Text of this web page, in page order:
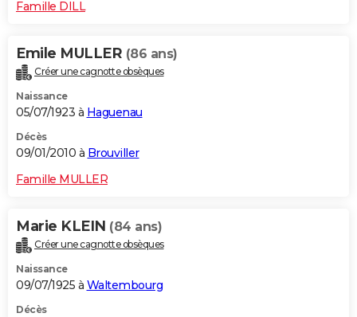
Famille DILL
Emile MULLER (86 ans)
Créer une cagnotte obsèques
Naissance
05/07/1923 à Haguenau
Décès
09/01/2010 à Brouviller
Famille MULLER
Marie KLEIN (84 ans)
Créer une cagnotte obsèques
Naissance
09/07/1925 à Waltembourg
Décès